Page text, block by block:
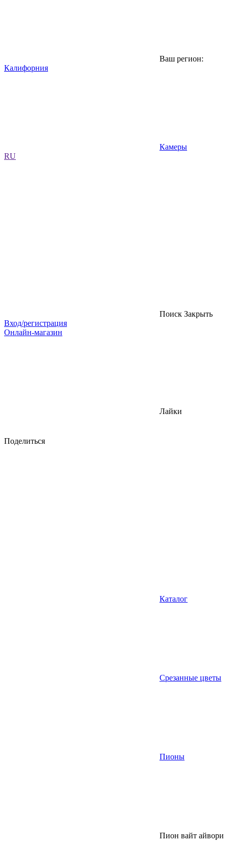
Ваш регион:
Калифорния
Камеры
RU
Поиск Закрыть
Вход/регистрация
Онлайн-магазин
Лайки
Поделиться
Каталог
Срезанные цветы
Пионы
Пион вайт айвори